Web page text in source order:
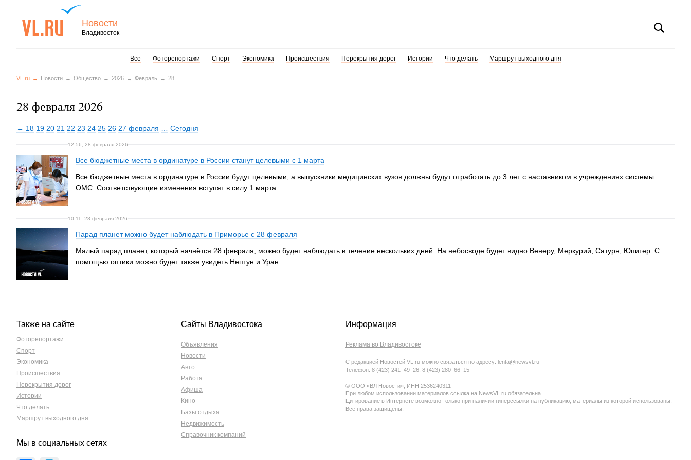
Новости
Владивосток
Все Фоторепортажи Спорт Экономика Происшествия Перекрытия дорог Истории Что делать Маршрут выходного дня
VL.ru Новости Общество 2026 Февраль 28
28 февраля 2026
← 18 19 20 21 22 23 24 25 26 27 февраля Сегодня
12:56, 28 февраля 2026
Все бюджетные места в ординатуре в России станут целевыми с 1 марта
Все бюджетные места в ординатуре в России будут целевыми, а выпускники медицинских вузов должны будут отработать до 3 лет с наставником в учреждениях системы
ОМС. Соответствующие изменения вступят в силу 1 марта.
10:11, 28 февраля 2026
Парад планет можно будет наблюдать в Приморье с 28 февраля
Малый парад планет, который начнётся 28 февраля, можно будет наблюдать в течение нескольких дней. На небосводе будет видно Венеру, Меркурий, Сатурн, Юпитер. С
помощью оптики можно будет также увидеть Нептун и Уран.
Также на сайте
Фоторепортажи
Спорт
Экономика
Происшествия
Перекрытия дорог
Истории
Что делать
Маршрут выходного дня
Мы в социальных сетях
Сайты Владивостока
Объявления
Новости
Авто
Работа
Афиша
Кино
Базы отдыха
Недвижимость
Справочник компаний
Информация
Реклама во Владивостоке
С редакцией Новостей VL.ru можно связаться по адресу: lenta@newsvl.ru
Телефон: 8 (423) 241−49−26, 8 (423) 280−66−15
© ООО «ВЛ Новости», ИНН 2536240311
При любом использовании материалов ссылка на NewsVL.ru обязательна.
Цитирование в Интернете возможно только при наличии гиперссылки на публикацию, материалы из которой использованы.
Все права защищены.